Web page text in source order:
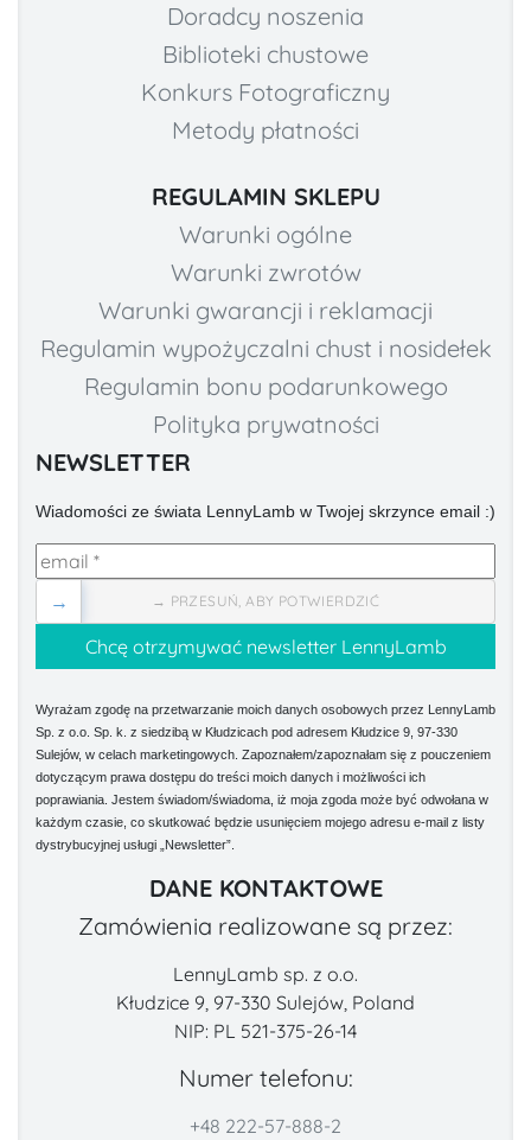
Doradcy noszenia
Biblioteki chustowe
Konkurs Fotograficzny
Metody płatności
REGULAMIN SKLEPU
Warunki ogólne
Warunki zwrotów
Warunki gwarancji i reklamacji
Regulamin wypożyczalni chust i nosidełek
Regulamin bonu podarunkowego
Polityka prywatności
NEWSLETTER
Wiadomości ze świata LennyLamb w Twojej skrzynce email :)
→ PRZESUŃ, ABY POTWIERDZIĆ
→
Wyrażam zgodę na przetwarzanie moich danych osobowych przez LennyLamb
Sp. z o.o. Sp. k. z siedzibą w Kłudzicach pod adresem Kłudzice 9, 97-330
Sulejów, w celach marketingowych. Zapoznałem/zapoznałam się z pouczeniem
dotyczącym prawa dostępu do treści moich danych i możliwości ich
poprawiania. Jestem świadom/świadoma, iż moja zgoda może być odwołana w
każdym czasie, co skutkować będzie usunięciem mojego adresu e-mail z listy
dystrybucyjnej usługi „Newsletter”.
DANE KONTAKTOWE
Zamówienia realizowane są przez:
LennyLamb sp. z o.o.
Kłudzice 9, 97-330 Sulejów, Poland
NIP: PL 521-375-26-14
Numer telefonu:
+48 222-57-888-2